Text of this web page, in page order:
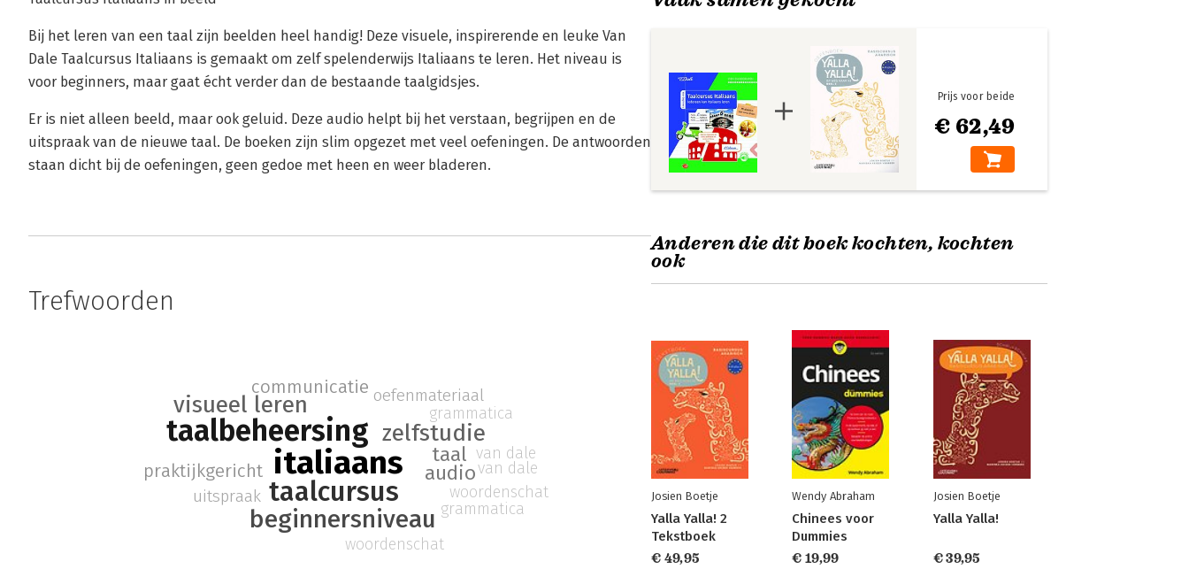
Bij het leren van een taal zijn beelden heel handig! Deze visuele, inspirerende en leuke Van
Dale Taalcursus Italiaans is gemaakt om zelf spelenderwijs Italiaans te leren. Het niveau is
voor beginners, maar gaat écht verder dan de bestaande taalgidsjes.
Er is niet alleen beeld, maar ook geluid. Deze audio helpt bij het verstaan, begrijpen en de
uitspraak van de nieuwe taal. De boeken zijn slim opgezet met veel oefeningen. De antwoorden
staan dicht bij de oefeningen, geen gedoe met heen en weer bladeren.
Trefwoorden
italiaans
taalbeheersing
taalcursus
beginnersniveau
visueel leren
zelfstudie
taal
audio
praktijkgericht
communicatie oefenmateriaal
uitspraak
grammatica
woordenschat
van dale
grammatica
woordenschat
van dale
€ 62,49
Prijs voor beide
Anderen die dit boek kochten, kochten
ook
Josien Boetje
Yalla Yalla! 2
Tekstboek
€ 49,95
Wendy Abraham
Chinees voor
Dummies
€ 19,99
Josien Boetje
Yalla Yalla!
€ 39,95